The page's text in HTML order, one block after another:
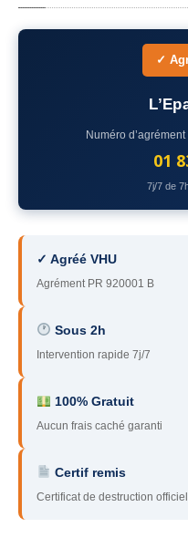
Rachatvoiture
– Seine-et-Marne
– Yvelines
92– Hauts-de-Seine
93 – Seine-Saint-Denis
94– Val-de-Marne
95 – Val d’Oise
– Essonne
89 – Yonne
51 – Marne
✓
Numéro
01
7j/7 de
✓ Agréé VHU
Agrément PR 920001 B
Sous 2h
Intervention rapide 7j/7
100% Gratuit
Aucun frais caché garanti
Certif remis
Certificat de destruction officiel